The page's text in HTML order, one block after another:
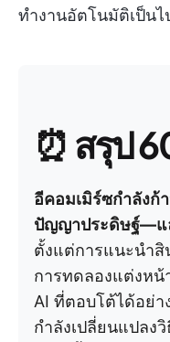
ทำงานอัตโนมัติเป็นไ
⏰ สรุป
อีคอมเมิร์ซกำลังก้
ปัญญาประดิษฐ์—แ
ตั้งแต่การแนะนำ
การทดลองแต่งหน้
AI ที่ตอบโต้ได้อย่า
กำลังเปลี่ยนแปลง